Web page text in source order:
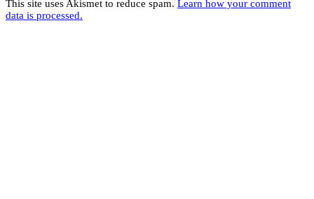
This site uses Akismet to reduce spam. Learn how your comment
data is processed.